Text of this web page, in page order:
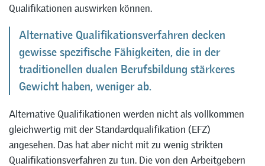
Qualifikationen auswirken können.
Alternative Qualifikationsverfahren decken
gewisse spezifische Fähigkeiten, die in der
traditionellen dualen Berufsbildung stärkeres
Gewicht haben, weniger ab.
Alternative Qualifikationen werden nicht als vollkommen
gleichwertig mit der Standardqualifikation (EFZ)
angesehen. Das hat aber nicht mit zu wenig strikten
Qualifikationsverfahren zu tun. Die von den Arbeitgebern